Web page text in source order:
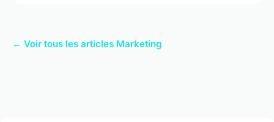
← Voir tous les articles Marketing